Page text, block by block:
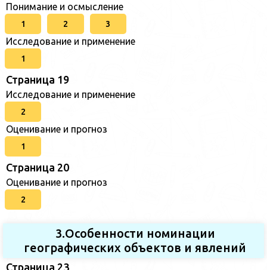
Понимание и осмысление
1 2 3
Исследование и применение
1
Страница 19
Исследование и применение
2
Оценивание и прогноз
1
Страница 20
Оценивание и прогноз
2
3.Особенности номинации
географических объектов и явлений
Страница 23